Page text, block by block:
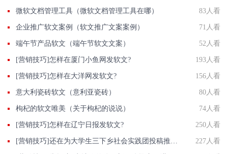
微软文档管理工具（微软文档管理工具在哪） 83人看
企业推广软文案例（软文推广文案案例） 71人看
端午节产品软文（端午节软文文案） 52人看
[营销技巧]怎样在厦门小鱼网发软文? 193人看
[营销技巧]怎样在大洋网发软文? 156人看
意大利瓷砖软文（意利亚瓷砖） 80人看
枸杞的软文唯美（关于枸杞的说说） 74人看
[营销技巧]怎样在辽宁日报发软文? 250人看
227人看